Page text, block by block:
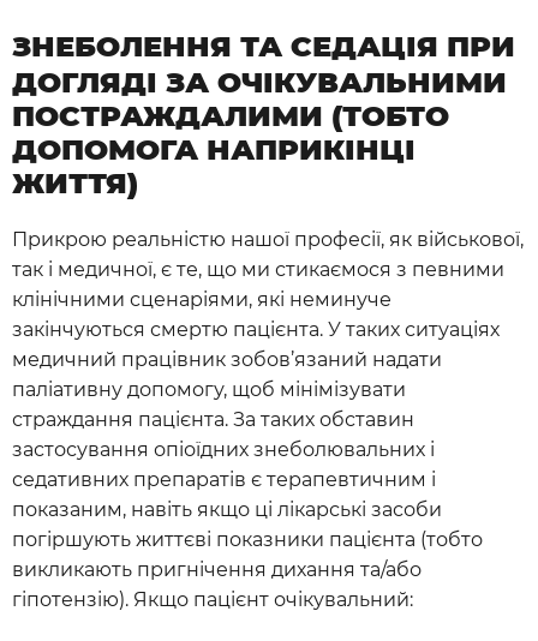
ЗНЕБОЛЕННЯ ТА СЕДАЦІЯ ПРИ
ДОГЛЯДІ ЗА ОЧІКУВАЛЬНИМИ
ПОСТРАЖДАЛИМИ (ТОБТО
ДОПОМОГА НАПРИКІНЦІ
ЖИТТЯ)
Прикрою реальністю нашої професії, як військової,
так і медичної, є те, що ми стикаємося з певними
клінічними сценаріями, які неминуче
закінчуються смертю пацієнта. У таких ситуаціях
медичний працівник зобов’язаний надати
паліативну допомогу, щоб мінімізувати
страждання пацієнта. За таких обставин
застосування опіоїдних знеболювальних і
седативних препаратів є терапевтичним і
показаним, навіть якщо ці лікарські засоби
погіршують життєві показники пацієнта (тобто
викликають пригнічення дихання та/або
гіпотензію). Якщо пацієнт очікувальний: